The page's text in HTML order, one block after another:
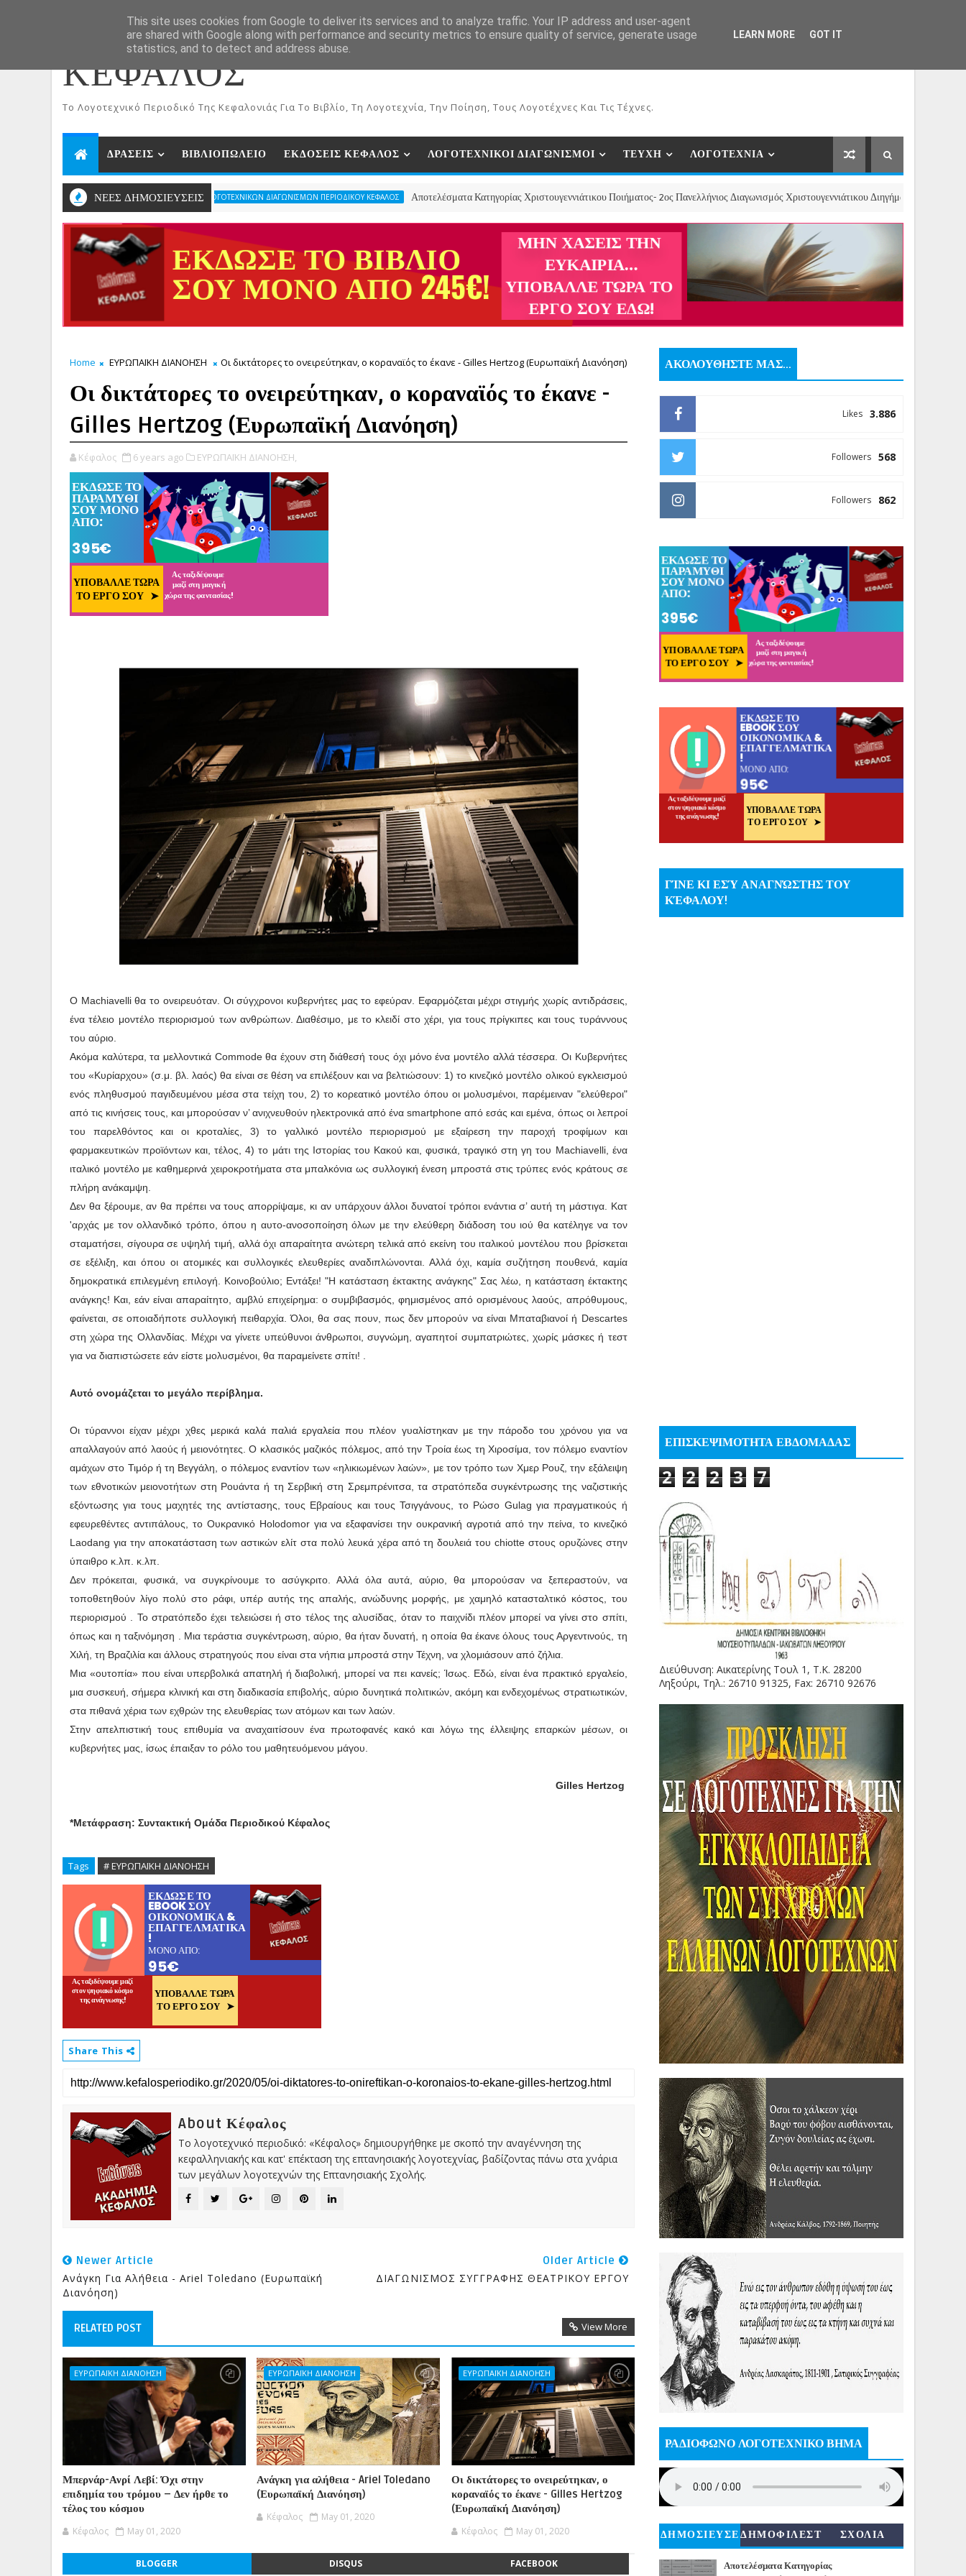
ΑΡΧΙΚΗ ΕΚΔΟΣΕΙΣ ΒΙΒΛΙΩΝ ΗΛΕΚΤΡΟΝΙΚΟ ΒΙΒΛΙΟΠΩΛΕΙΟ ΣΥΝΕΡΓΑΤΕΣ
ΚΕΦΑΛΟΣ
To Λογοτεχνικό Περιοδικό Της Κεφαλονιάς Για Το Βιβλίο, Τη Λογοτεχνία, Την Ποίηση, Τους Λογοτέχνες Και Τις Τέχνες.
ΔΡΑΣΕΙΣ ΒΙΒΛΙΟΠΩΛΕΙΟ ΕΚΔΟΣΕΙΣ ΚΕΦΑΛΟΣ ΛΟΓΟΤΕΧΝΙΚΟΙ ΔΙΑΓΩΝΙΣΜΟΙ ΤΕΥΧΗ ΛΟΓΟΤΕΧΝΙΑ
ΝΕΕΣ ΔΗΜΟΣΙΕΥΣΕΙΣ
ΑΠΟΤΕΛΕΣΜΑΤΑ ΛΟΓΟΤΕΧΝΙΚΩΝ ΔΙΑΓΩΝΙΣΜΩΝ ΠΕΡΙΟΔΙΚΟΥ ΚΕΦΑΛΟΣ Αποτελέσματα Κατηγορίας Χριστουγεννιάτικου Ποιήματος- 2ος Πανελλήνιος Διαγωνισμός Χριστουγεννιάτικου Διηγήματος, Παραμυθιού και
Home ΕΥΡΩΠΑΪΚΗ ΔΙΑΝΟΗΣΗ Οι δικτάτορες το ονειρεύτηκαν, ο κοραναϊός το έκανε - Gilles Hertzog (Ευρωπαϊκή Διανόηση)
Οι δικτάτορες το ονειρεύτηκαν, ο κοραναϊός το έκανε -
Gilles Hertzog (Ευρωπαϊκή Διανόηση)
Κέφαλος 6 years ago ΕΥΡΩΠΑΪΚΗ ΔΙΑΝΟΗΣΗ,
Ο Machiavelli θα το ονειρευόταν. Οι σύγχρονοι κυβερνήτες μας το εφεύραν. Εφαρμόζεται μέχρι στιγμής χωρίς αντιδράσεις,
ένα τέλειο μοντέλο περιορισμού των ανθρώπων. Διαθέσιμο, με το κλειδί στο χέρι, για τους πρίγκιπες και τους τυράννους
του αύριο.
Ακόμα καλύτερα, τα μελλοντικά Commode θα έχουν στη διάθεσή τους όχι μόνο ένα μοντέλο αλλά τέσσερα. Οι Κυβερνήτες
του «Κυρίαρχου» (σ.μ. βλ. λαός) θα είναι σε θέση να επιλέξουν και να βελτιώσουν: 1) το κινεζικό μοντέλο ολικoύ εγκλεισμού
ενός πληθυσμού παγιδευμένου μέσα στα τείχη του, 2) το κορεατικό μοντέλο όπου οι μολυσμένοι, παρέμειναν "ελεύθεροι"
από τις κινήσεις τους, και μπορούσαν ν’ ανιχνευθούν ηλεκτρονικά από ένα smartphone από εσάς και εμένα, όπως οι λεπροί
του παρελθόντος και οι κροταλίες, 3) το γαλλικό μοντέλο περιορισμού με εξαίρεση την παροχή τροφίμων και
φαρμακευτικών προϊόντων και, τέλος, 4) το μάτι της Ιστορίας του Κακού και, φυσικά, τραγικό στη γη του Machiavelli, ένα
ιταλικό μοντέλο με καθημερινά χειροκροτήματα στα μπαλκόνια ως συλλογική ένεση μπροστά στις τρύπες ενός κράτους σε
πλήρη ανάκαμψη.
Δεν θα ξέρουμε, αν θα πρέπει να τους απορρίψαμε, κι αν υπάρχουν άλλοι δυνατοί τρόποι ενάντια σ’ αυτή τη μάστιγα. Κατ
'αρχάς με τον ολλανδικό τρόπο, όπου η αυτο-ανοσοποίηση όλων με την ελεύθερη διάδοση του ιού θα κατέληγε να τον
σταματήσει, σίγουρα σε υψηλή τιμή, αλλά όχι απαραίτητα ανώτερη τελικά από εκείνη του ιταλικού μοντέλου που βρίσκεται
σε εξέλιξη, και όπου οι ατομικές και συλλογικές ελευθερίες αναδιπλώνονται. Αλλά όχι, καμία συζήτηση πουθενά, καμία
δημοκρατικά επιλεγμένη επιλογή. Κοινοβούλιο; Εντάξει! "Η κατάσταση έκτακτης ανάγκης" Σας λέω, η κατάσταση έκτακτης
ανάγκης! Και, εάν είναι απαραίτητο, αμβλύ επιχείρημα: ο συμβιβασμός, φημισμένος από ορισμένους λαούς, απρόθυμους,
φαίνεται, σε οποιαδήποτε συλλογική πειθαρχία. Όλοι, θα σας πουν, πως δεν μπορούν να είναι Μπαταβιανοί ή Descartes
στη χώρα της Ολλανδίας. Μέχρι να γίνετε υπεύθυνοι άνθρωποι, συγνώμη, αγαπητοί συμπατριώτες, χωρίς μάσκες ή τεστ
για να διαπιστώσετε εάν είστε μολυσμένοι, θα παραμείνετε σπίτι! .
Αυτό ονομάζεται το μεγάλο περίβλημα.
Οι τύραννοι είχαν μέχρι χθες μερικά καλά παλιά εργαλεία που πλέον γυαλίστηκαν με την πάροδο του χρόνου για να
απαλλαγούν από λαούς ή μειονότητες. Ο κλασικός μαζικός πόλεμος, από την Τροία έως τη Χιροσίμα, τον πόλεμο εναντίον
αμάχων στο Τιμόρ ή τη Βεγγάλη, ο πόλεμος εναντίον των «ηλικιωμένων λαών», με τον τρόπο των Χμερ Ρουζ, την εξάλειψη
των εθνοτικών μειονοτήτων στη Ρουάντα ή τη Σερβική στη Σρεμπρένιτσα, τα στρατόπεδα συγκέντρωσης της ναζιστικής
εξόντωσης για τους μαχητές της αντίστασης, τους Εβραίους και τους Τσιγγάνους, το Ρώσο Gulag για πραγματικούς ή
εφευρεθέντες αντιπάλους, το Ουκρανικό Holodomor για να εξαφανίσει την ουκρανική αγροτιά από την πείνα, το κινεζικό
Laodang για την αποκατάσταση των αστικών ελίτ στα πολύ λευκά χέρα από τη δουλειά του chiotte στους ορυζώνες στην
ύπαιθρο κ.λπ. κ.λπ.
Δεν πρόκειται, φυσικά, να συγκρίνουμε το ασύγκριτο. Αλλά όλα αυτά, αύριο, θα μπορούσαν να ξεπεραστούν, να
τοποθετηθούν λίγο πολύ στο ράφι, υπέρ αυτής της απαλής, ανώδυνης μορφής, με χαμηλό κατασταλτικό κόστος, του
περιορισμού . Το στρατόπεδο έχει τελειώσει ή στο τέλος της αλυσίδας, όταν το παιχνίδι πλέον μπορεί να γίνει στο σπίτι,
όπως και η ταξινόμηση . Μια τεράστια συγκέντρωση, αύριο, θα ήταν δυνατή, η οποία θα έκανε όλους τους Αργεντινούς, τη
Χιλή, τη Βραζιλία και άλλους στρατηγούς που είναι στα νήπια μπροστά στην Τέχνη, να χλομιάσουν από ζήλια.
Μια «ουτοπία» που είναι υπερβολικά απατηλή ή διαβολική, μπορεί να πει κανείς; Ίσως. Εδώ, είναι ένα πρακτικό εργαλείο,
μια συσκευή, σήμερα κλινική και στη διαδικασία επιβολής, αύριο δυνητικά πολιτικών, ακόμη και ενδεχομένως στρατιωτικών,
στα πιθανά χέρια των εχθρών της ελευθερίας των ατόμων και των λαών.
Στην απελπιστική τους επιθυμία να αναχαιτίσουν ένα πρωτοφανές κακό και λόγω της έλλειψης επαρκών μέσων, οι
κυβερνήτες μας, ίσως έπαιξαν το ρόλο του μαθητευόμενου μάγου.
Gilles Hertzog
*Μετάφραση: Συντακτική Ομάδα Περιοδικού Κέφαλος
Tags # ΕΥΡΩΠΑΪΚΗ ΔΙΑΝΟΗΣΗ
Share This
About Κέφαλος
Το λογοτεχνικό περιοδικό: «Κέφαλος» δημιουργήθηκε με σκοπό την αναγέννηση της
κεφαλληνιακής και κατ' επέκταση της επτανησιακής λογοτεχνίας, βαδίζοντας πάνω στα χνάρια
των μεγάλων λογοτεχνών της Επτανησιακής Σχολής.
Newer Article
Ανάγκη Για Αλήθεια - Ariel Toledano (Ευρωπαϊκή
Διανόηση)
Older Article
ΔΙΑΓΩΝΙΣΜΟΣ ΣΥΓΓΡΑΦΗΣ ΘΕΑΤΡΙΚΟΥ ΕΡΓΟΥ
RELATED POST View More
ΕΥΡΩΠΑΪΚΗ ΔΙΑΝΟΗΣΗ
Μπερνάρ-Ανρί Λεβί: Όχι στην
επιδημία του τρόμου – Δεν ήρθε το
τέλος του κόσμου
Κέφαλος May 01, 2020
ΕΥΡΩΠΑΪΚΗ ΔΙΑΝΟΗΣΗ
Ανάγκη για αλήθεια - Ariel Toledano
(Ευρωπαϊκή Διανόηση)
Κέφαλος May 01, 2020
ΕΥΡΩΠΑΪΚΗ ΔΙΑΝΟΗΣΗ
Οι δικτάτορες το ονειρεύτηκαν, ο
κοραναϊός το έκανε - Gilles Hertzog
(Ευρωπαϊκή Διανόηση)
Κέφαλος May 01, 2020
BLOGGER DISQUS FACEBOOK
ΑΚΟΛΟΥΘΗΣΤΕ ΜΑΣ...
3.886
Likes
568
Followers
862
Followers
ΓΊΝΕ ΚΙ ΕΣΎ ΑΝΑΓΝΏΣΤΗΣ ΤΟΥ
ΚΈΦΑΛΟΥ!
ΕΠΙΣΚΕΨΙΜΟΤΗΤΑ ΕΒΔΟΜΑΔΑΣ
2 2 2 3 7
Διεύθυνση: Αικατερίνης Τουλ 1, Τ.Κ. 28200
Ληξούρι, Τηλ.: 26710 91325, Fax: 26710 92676
ΡΑΔΙΟΦΩΝΟ ΛΟΓΟΤΕΧΝΙΚΟ ΒΗΜΑ
ΔΗΜΟΣΙΕΥΣΕ
ΙΣ
ΔΗΜΟΦΙΛΕΣΤ
ΣΧΟΛΙΑ
Αποτελέσματα Κατηγορίας
This site uses cookies from Google to deliver its services and to analyze traffic. Your IP address and user-agent
are shared with Google along with performance and security metrics to ensure quality of service, generate usage
statistics, and to detect and address abuse.
LEARN MORE GOT IT